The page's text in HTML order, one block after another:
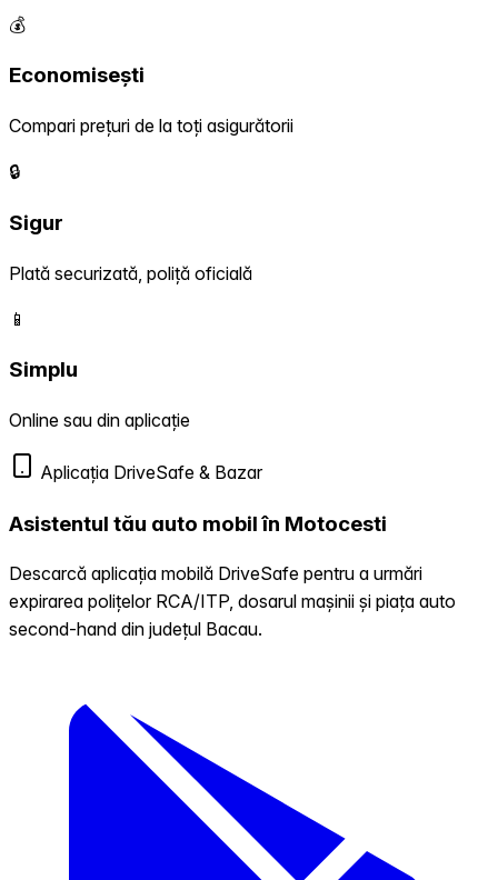
💰
Economisești
Compari prețuri de la toți asigurătorii
🔒
Sigur
Plată securizată, poliță oficială
📱
Simplu
Online sau din aplicație
Aplicația DriveSafe & Bazar
Asistentul tău auto mobil în Motocesti
Descarcă aplicația mobilă DriveSafe pentru a urmări
expirarea polițelor RCA/ITP, dosarul mașinii și piața auto
second-hand din județul Bacau.